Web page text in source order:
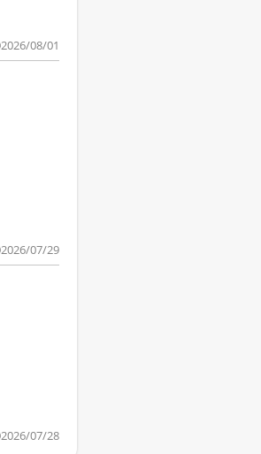
2026/08/01
2026/07/29
2026/07/28